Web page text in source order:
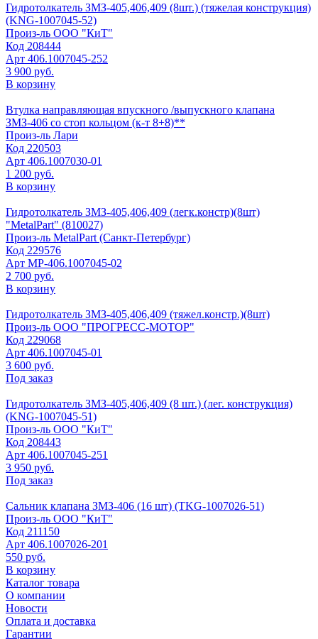
Гидротолкатель ЗМЗ-405,406,409 (8шт.) (тяжелая конструкция)
(KNG-1007045-52)
Произ-ль ООО "КиТ"
Код 208444
Арт 406.1007045-252
3 900 руб.
В корзину
Втулка направляющая впускного /выпускного клапана
ЗМЗ-406 со стоп кольцом (к-т 8+8)**
Произ-ль Лари
Код 220503
Арт 406.1007030-01
1 200 руб.
В корзину
Гидротолкатель ЗМЗ-405,406,409 (легк.констр)(8шт)
"MetalPart" (810027)
Произ-ль MetalPart (Санкт-Петербург)
Код 229576
Арт MP-406.1007045-02
2 700 руб.
В корзину
Гидротолкатель ЗМЗ-405,406,409 (тяжел.констр.)(8шт)
Произ-ль ООО "ПРОГРЕСС-МОТОР"
Код 229068
Арт 406.1007045-01
3 600 руб.
Под заказ
Гидротолкатель ЗМЗ-405,406,409 (8 шт.) (лег. конструкция)
(KNG-1007045-51)
Произ-ль ООО "КиТ"
Код 208443
Арт 406.1007045-251
3 950 руб.
Под заказ
Сальник клапана ЗМЗ-406 (16 шт) (TKG-1007026-51)
Произ-ль ООО "КиТ"
Код 211150
Арт 406.1007026-201
550 руб.
В корзину
Каталог товара
О компании
Новости
Оплата и доставка
Гарантии